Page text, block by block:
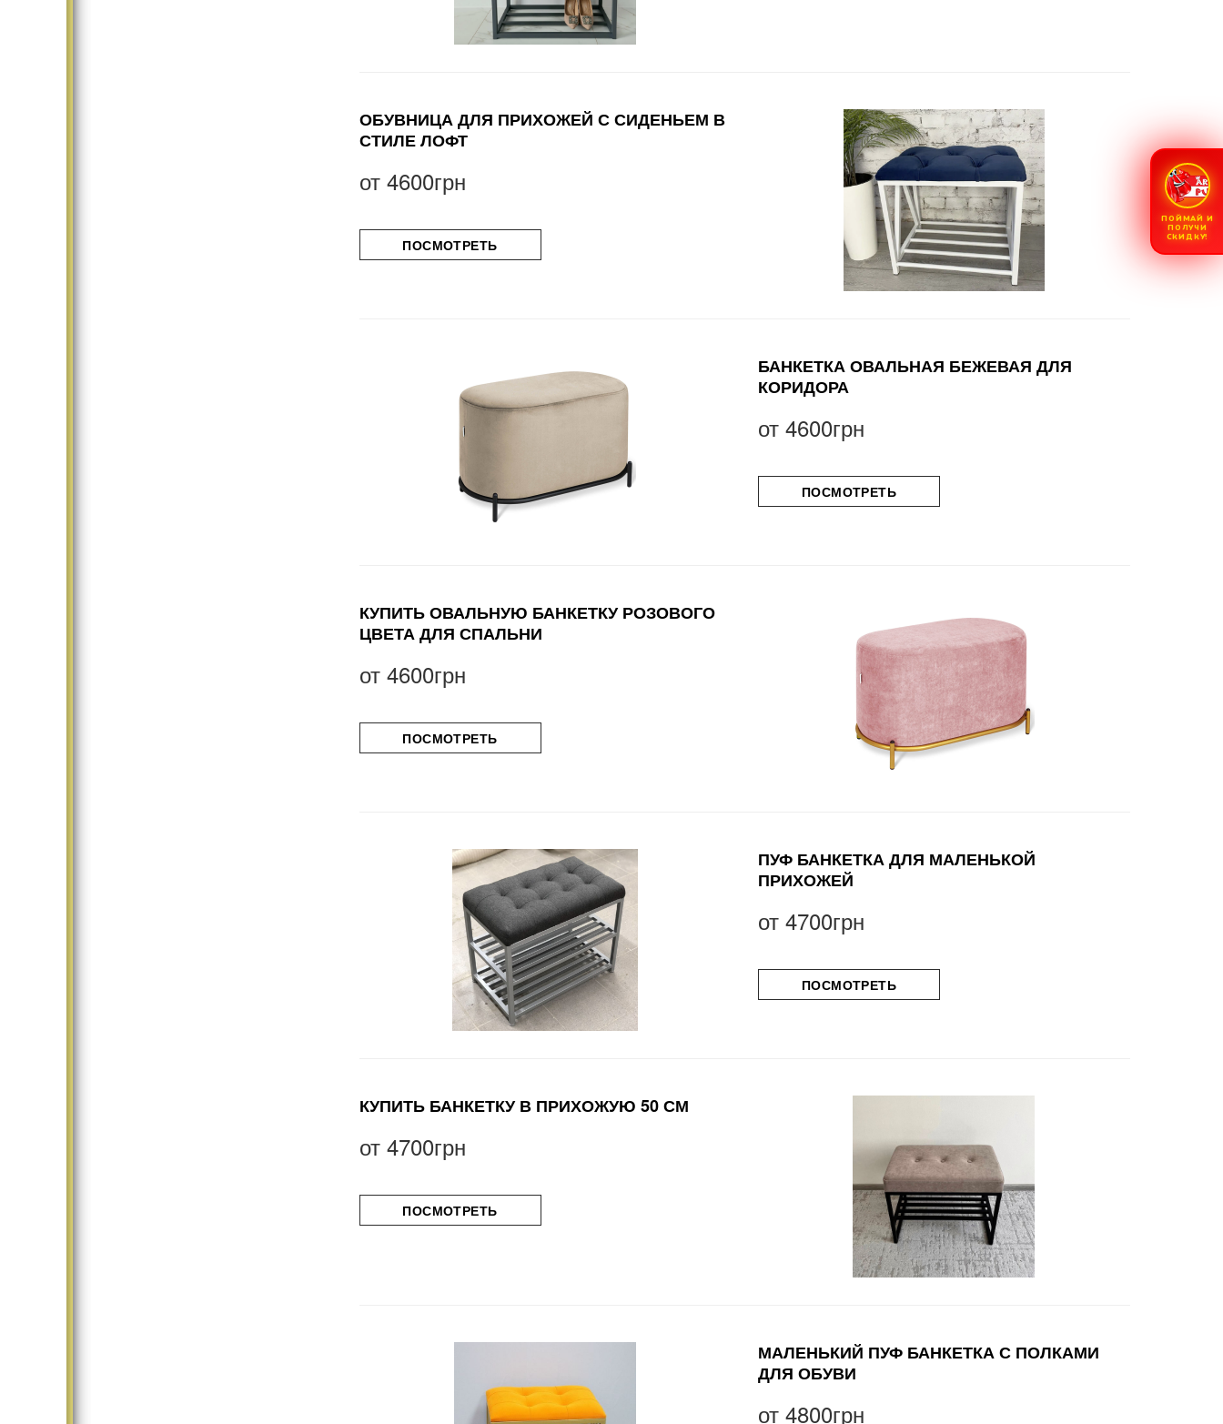
ОБУВНИЦА ДЛЯ ПРИХОЖЕЙ С СИДЕНЬЕМ В
СТИЛЕ ЛОФТ
от 4600грн
ПОСМОТРЕТЬ
БАНКЕТКА ОВАЛЬНАЯ БЕЖЕВАЯ ДЛЯ
КОРИДОРА
от 4600грн
ПОСМОТРЕТЬ
КУПИТЬ ОВАЛЬНУЮ БАНКЕТКУ РОЗОВОГО
ЦВЕТА ДЛЯ СПАЛЬНИ
от 4600грн
ПОСМОТРЕТЬ
ПУФ БАНКЕТКА ДЛЯ МАЛЕНЬКОЙ
ПРИХОЖЕЙ
от 4700грн
ПОСМОТРЕТЬ
КУПИТЬ БАНКЕТКУ В ПРИХОЖУЮ 50 СМ
от 4700грн
ПОСМОТРЕТЬ
МАЛЕНЬКИЙ ПУФ БАНКЕТКА С ПОЛКАМИ
ДЛЯ ОБУВИ
от 4800грн
ПОЙМАЙ И
ПОЛУЧИ
СКИДКУ!